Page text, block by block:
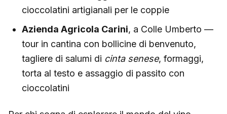
cioccolatini artigianali per le coppie
Azienda Agricola Carini, a Colle Umberto —
tour in cantina con bollicine di benvenuto,
tagliere di salumi di cinta senese, formaggi,
torta al testo e assaggio di passito con
cioccolatini